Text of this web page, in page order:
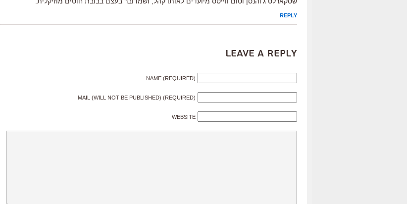
REPLY
Leave a Reply
NAME (REQUIRED)
MAIL (WILL NOT BE PUBLISHED) (REQUIRED)
WEBSITE